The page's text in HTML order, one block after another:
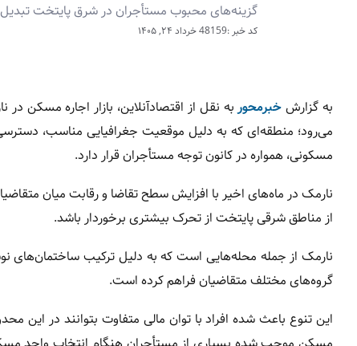
گزینه‌های محبوب مستأجران در شرق پایتخت
کد خبر :48159 خرداد ۲۴, ۱۴۰۵
به گزارش خبرمحوربه نقل از اقتصادآنلاین، بازار اجاره مسکن
می‌رود؛ منطقه‌ای که به دلیل موقعیت جغرافیایی مناسب،
مسکونی، همواره در کانون توجه مستأجران قرار دارد.
نارمک در ماه‌های اخیر با افزایش سطح تقاضا و رقابت میان
از مناطق شرقی پایتخت از تحرک بیشتری برخوردار باشد.
نارمک از جمله محله‌هایی است که به دلیل ترکیب ساختمان‌های
گروه‌های مختلف متقاضیان فراهم کرده است.
این تنوع باعث شده افراد با توان مالی متفاوت بتوانند در این